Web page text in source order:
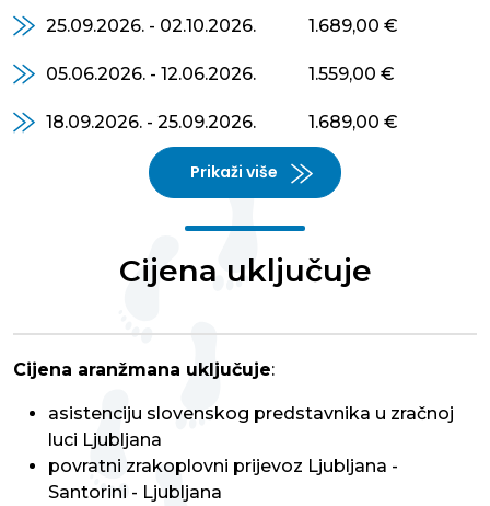
25.09.2026. - 02.10.2026. 1.689,00 €
05.06.2026. - 12.06.2026. 1.559,00 €
18.09.2026. - 25.09.2026. 1.689,00 €
Prikaži više
Cijena uključuje
Cijena aranžmana uključuje:
asistenciju slovenskog predstavnika u zračnoj
luci Ljubljana
povratni zrakoplovni prijevoz Ljubljana -
Santorini - Ljubljana